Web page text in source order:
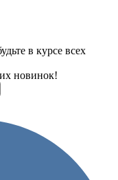
в курсе всех
новинок!